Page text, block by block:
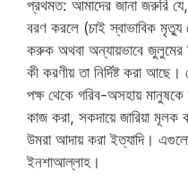
প্রথমত: আমাদের জানা জরুরি
বরণ করলে (চাই স্বাভাবিক মৃত্যু
করুক অথবা অন্যায়ভাবে
কী করণীয় তা নির্দিষ্ট করা
পক্ষ থেকে গরিব-অসহায়
কাজ করা, সকদায়ে জারিয়া মূলক
উমরা আদায় করা ইত্যাদি।
ইনশাআল্লাহ।